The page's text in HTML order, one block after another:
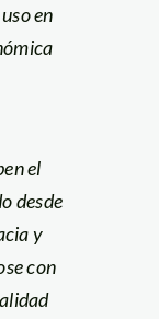
en
el
desde
y
con